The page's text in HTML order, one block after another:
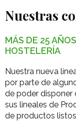
Nuestras
MÁS DE 25
HOSTELERÍA
Nuestra nueva
por parte de
de poder disponer
sus lineales de
de productos